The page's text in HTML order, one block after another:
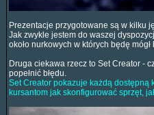
Prezentacje przygotowane są w kilku
Jak zwykle jestem do waszej
około nurkowych w których będę mógł
Druga ciekawa rzecz to Set Creator -
popełnić błędu.
Set Creator pokazuje każdą dostępną
kursantom jak skonfigurować sprzęt,